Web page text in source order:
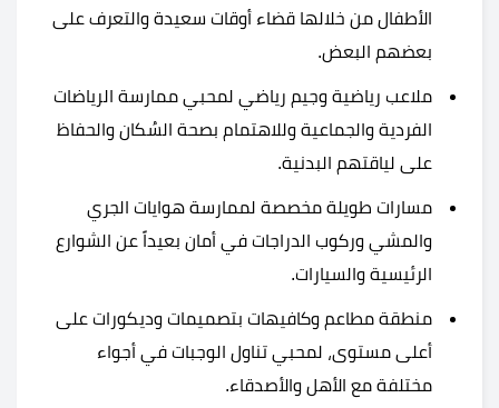
الأطفال من خلالها قضاء أوقات سعيدة والتعرف على
بعضهم البعض.
ملاعب رياضية وجيم رياضي لمحبي ممارسة الرياضات
الفردية والجماعية وللاهتمام بصحة السُكان والحفاظ
على لياقتهم البدنية.
مسارات طويلة مخصصة لممارسة هوايات الجري
والمشي وركوب الدراجات في أمان بعيداً عن الشوارع
الرئيسية والسيارات.
منطقة مطاعم وكافيهات بتصميمات وديكورات على
أعلى مستوى، لمحبي تناول الوجبات في أجواء
مختلفة مع الأهل والأصدقاء.